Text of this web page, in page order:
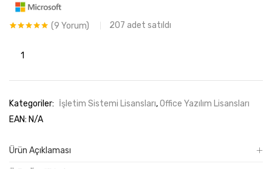
dayanarak 5
aldı
(9 Yorum) 207 adet satıldı
Microsoft
11
Home
ve
365
Kategoriler: İşletim Sistemi Lisansları,Office Yazılım Lisansları
EAN: N/A
Ürün Açıklaması